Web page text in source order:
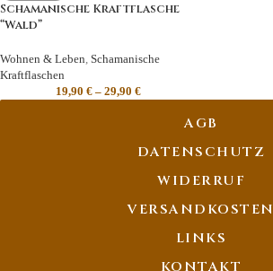
Schamanische Kraftflasche
“Wald”
Wohnen & Leben, Schamanische
Kraftflaschen
19,90 € – 29,90 €
AGB
DATENSCHUTZ
WIDERRUF
VERSANDKOSTEN
LINKS
KONTAKT